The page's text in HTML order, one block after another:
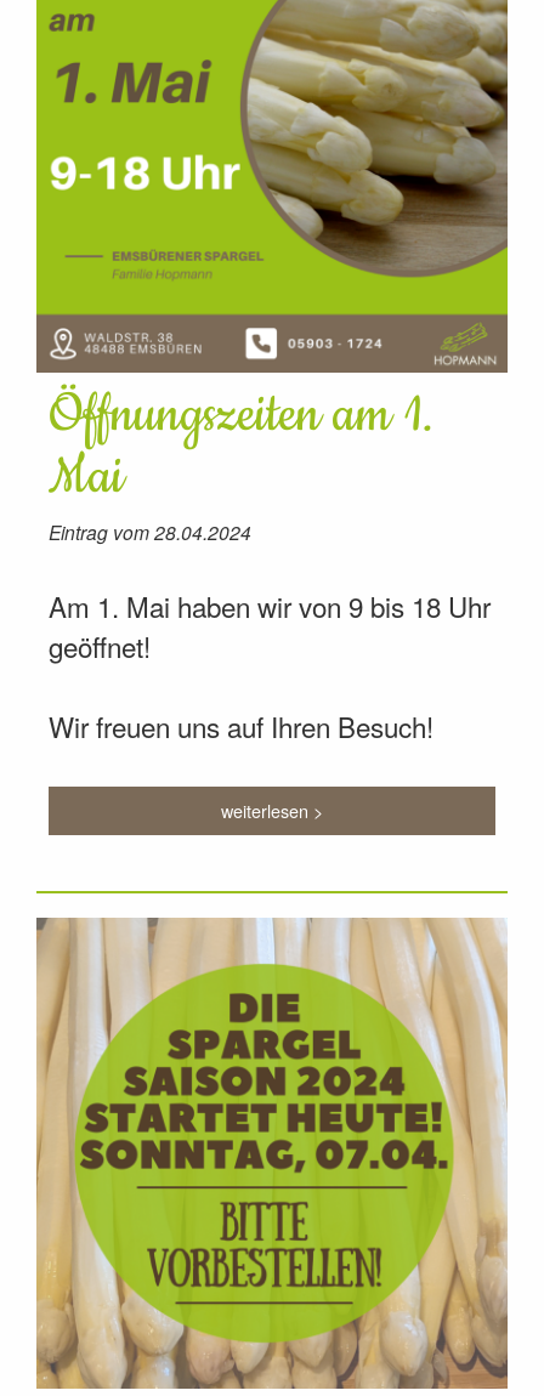
Öffnungszeiten am 1.
Mai
Eintrag vom 28.04.2024
Am 1. Mai haben wir von 9 bis 18 Uhr
geöffnet!
Wir freuen uns auf Ihren Besuch!
weiterlesen >